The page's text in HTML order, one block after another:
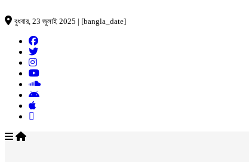
বুধবার, 23 জুলাই 2025 | [bangla_date]